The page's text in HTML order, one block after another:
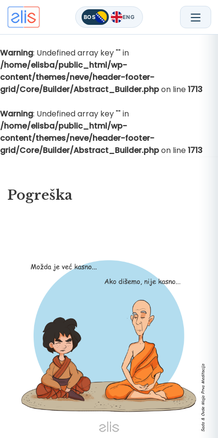
BOS ENG
Skip
to
content
Warning: Undefined array key "" in
/home/elisba/public_html/wp-
content/themes/neve/header-footer-
grid/Core/Builder/Abstract_Builder.phpon line1713
Warning: Undefined array key "" in
/home/elisba/public_html/wp-
content/themes/neve/header-footer-
grid/Core/Builder/Abstract_Builder.phpon line1713
Pogreška